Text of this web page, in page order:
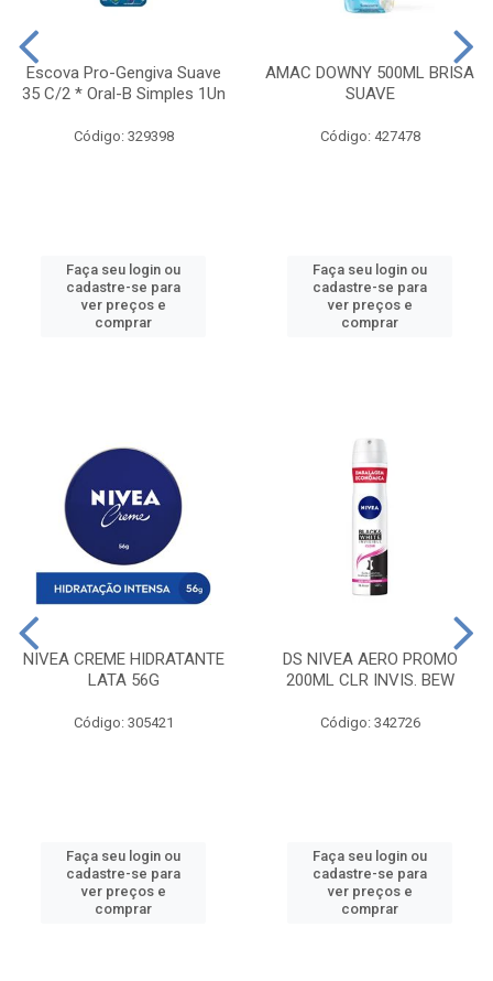
Escova Pro-Gengiva Suave
35 C/2 * Oral-B Simples 1Un
Código: 329398
Faça seu login ou
cadastre-se para
ver preços e
comprar
AMAC DOWNY 500ML BRISA
SUAVE
Código: 427478
Faça seu login ou
cadastre-se para
ver preços e
comprar
NIVEA CREME HIDRATANTE
LATA 56G
Código: 305421
Faça seu login ou
cadastre-se para
ver preços e
comprar
DS NIVEA AERO PROMO
200ML CLR INVIS. BEW
Código: 342726
Faça seu login ou
cadastre-se para
ver preços e
comprar